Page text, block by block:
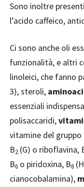
Sono inoltre
l’acido caffeico,
Ci sono anche oli
funzionalità, e altri
linoleici, che fanno
3), steroli,
essenziali
polisaccaridi,
vitamine del gruppo
B2 (G) o riboflavina,
B6 o piridoxina, B8
cianocobalamina),